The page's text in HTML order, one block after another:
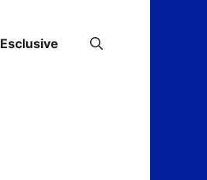
Esclusive